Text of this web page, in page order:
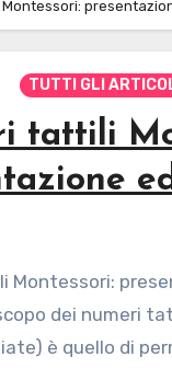
TUTTI GLI
tattili
dei numeri
è quello di